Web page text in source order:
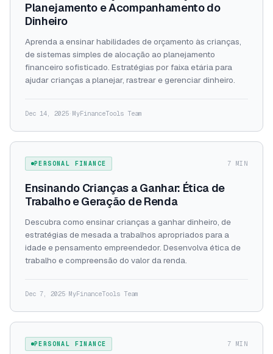
Planejamento e Acompanhamento do
Dinheiro
Aprenda a ensinar habilidades de orçamento às crianças,
de sistemas simples de alocação ao planejamento
financeiro sofisticado. Estratégias por faixa etária para
ajudar crianças a planejar, rastrear e gerenciar dinheiro.
Dec 14, 2025· MyFinanceTools Team
PERSONAL FINANCE 7 MIN
Ensinando Crianças a Ganhar: Ética de
Trabalho e Geração de Renda
Descubra como ensinar crianças a ganhar dinheiro, de
estratégias de mesada a trabalhos apropriados para a
idade e pensamento empreendedor. Desenvolva ética de
trabalho e compreensão do valor da renda.
Dec 7, 2025· MyFinanceTools Team
PERSONAL FINANCE 7 MIN